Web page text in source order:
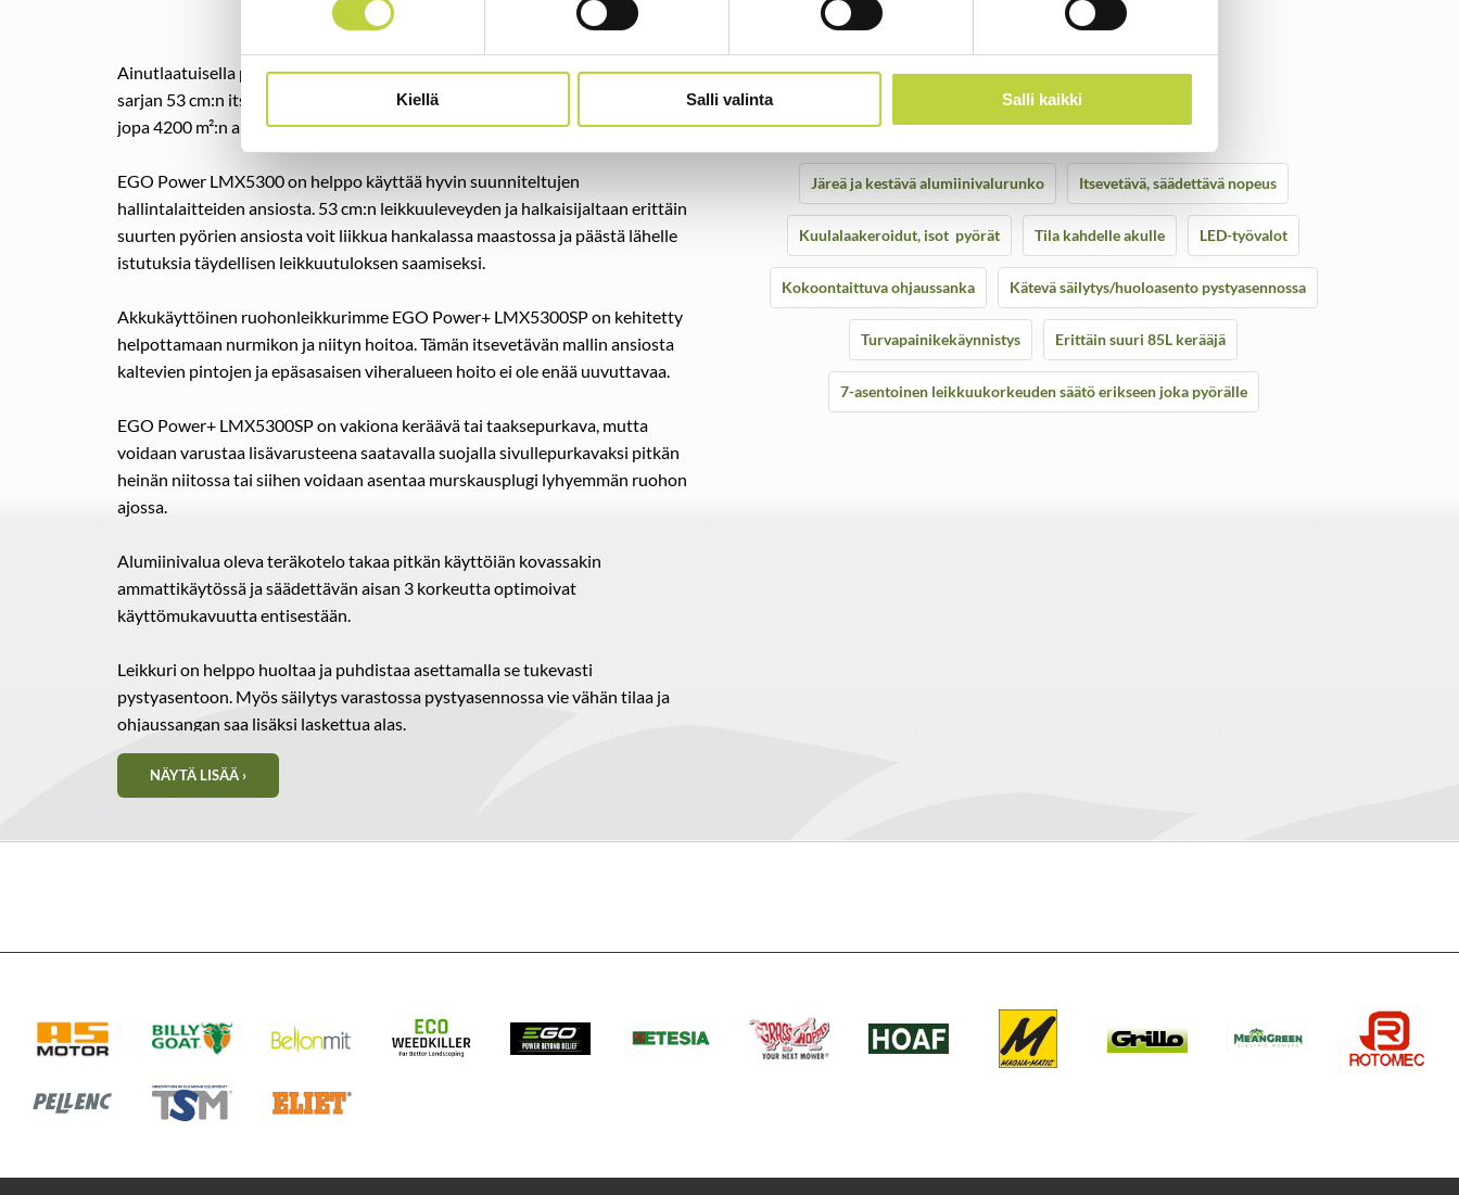
Kiellä Salli valinta Salli kaikki
Tekniset tiedot
Ainutlaatuisella patentoidulla litiumioniakullamme varustettu Professional-
sarjan 53 cm:n itsevetävä ruohonleikkuri EGO Power+ LMX5300SP leikkaa
jopa 4200 m²:n alueen yhdellä latauksella ( kahdella 12Ah akulla)
EGO Power LMX5300 on helppo käyttää hyvin suunniteltujen
hallintalaitteiden ansiosta. 53 cm:n leikkuuleveyden ja halkaisijaltaan erittäin
suurten pyörien ansiosta voit liikkua hankalassa maastossa ja päästä lähelle
istutuksia täydellisen leikkuutuloksen saamiseksi.
Akkukäyttöinen ruohonleikkurimme EGO Power+ LMX5300SP on kehitetty
helpottamaan nurmikon ja niityn hoitoa. Tämän itsevetävän mallin ansiosta
kaltevien pintojen ja epäsasaisen viheralueen hoito ei ole enää uuvuttavaa.
EGO Power+ LMX5300SP on vakiona keräävä tai taaksepurkava, mutta
voidaan varustaa lisävarusteena saatavalla suojalla sivullepurkavaksi pitkän
heinän niitossa tai siihen voidaan asentaa murskausplugi lyhyemmän ruohon
ajossa.
Alumiinivalua oleva teräkotelo takaa pitkän käyttöiän kovassakin
ammattikäytössä ja säädettävän aisan 3 korkeutta optimoivat
käyttömukavuutta entisestään.
Leikkuri on helppo huoltaa ja puhdistaa asettamalla se tukevasti
pystyasentoon. Myös säilytys varastossa pystyasennossa vie vähän tilaa ja
ohjaussangan saa lisäksi laskettua alas.
Alumiinivalu teräsvahvikkein
Kuormittamaton terän kierrosluku
2.600 - 3.100 säätyy
NÄYTÄ LISÄÄ ›
Moottoriteho 1600W PeakPower toiminnolla
Järeä ja kestävä alumiinivalurunko Itsevetävä, säädettävä nopeus
Kuulalaakeroidut, isot pyörät Tila kahdelle akulle LED-työvalot
Kokoontaittuva ohjaussanka Kätevä säilytys/huoloasento pystyasennossa
Turvapainikekäynnistys Erittäin suuri 85L kerääjä
7-asentoinen leikkuukorkeuden säätö erikseen joka pyörälle